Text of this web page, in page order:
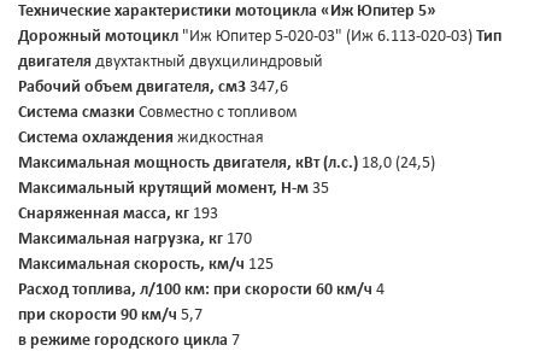
Технические характеристики мотоцикла «Иж Юпитер 5»
Дорожный мотоцикл "Иж Юпитер 5-020-03" (Иж 6.113-020-03) Тип
двигателя двухтактный двухцилиндровый
Рабочий объем двигателя, см3 347,6
Система смазки Совместно с топливом
Система охлаждения жидкостная
Максимальная мощность двигателя, кВт (л.с.) 18,0 (24,5)
Максимальный крутящий момент, Н-м 35
Снаряженная масса, кг 193
Максимальная нагрузка, кг 170
Максимальная скорость, км/ч 125
Расход топлива, л/100 км: при скорости 60 км/ч 4
при скорости 90 км/ч 5,7
в режиме городского цикла 7